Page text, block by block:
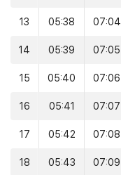
13 05:38 07:04
14 05:39 07:05
15 05:40 07:06
16 05:41 07:07
17 05:42 07:08
18 05:43 07:09